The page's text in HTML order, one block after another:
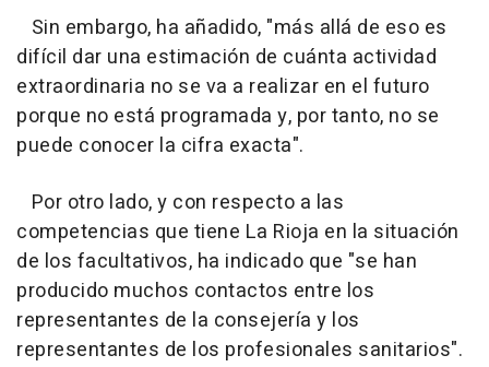
Sin embargo, ha añadido, "más allá de eso es
difícil dar una estimación de cuánta actividad
extraordinaria no se va a realizar en el futuro
porque no está programada y, por tanto, no se
puede conocer la cifra exacta".
Por otro lado, y con respecto a las
competencias que tiene La Rioja en la situación
de los facultativos, ha indicado que "se han
producido muchos contactos entre los
representantes de la consejería y los
representantes de los profesionales sanitarios".